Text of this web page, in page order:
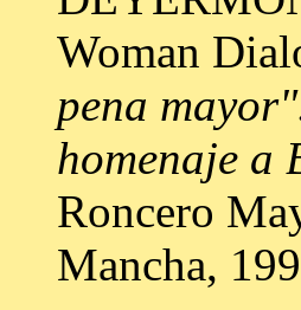
Woman
pena
homenaje a
Roncero
Mancha,